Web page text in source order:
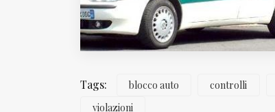
Imbonati, 89 20159 Milano (Italia)
Informativa sulla privacy
Tags: blocco auto controlli
violazioni